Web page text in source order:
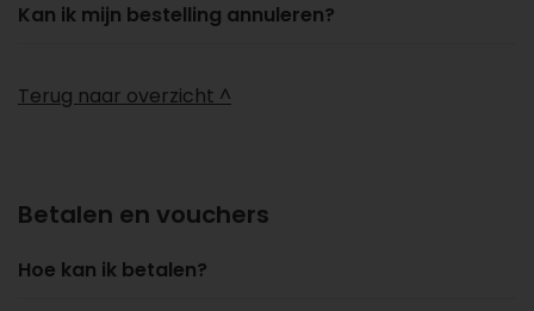
Kan ik mijn bestelling annuleren?
Terug naar overzicht ^
Betalen en vouchers
Hoe kan ik betalen?